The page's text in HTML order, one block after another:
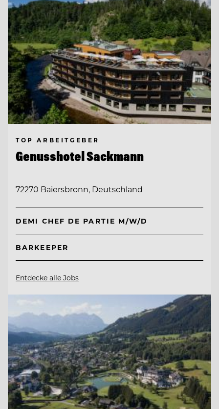
TOP ARBEITGEBER
Genusshotel Sackmann
72270 Baiersbronn, Deutschland
DEMI CHEF DE PARTIE M/W/D
BARKEEPER
Entdecke alle Jobs